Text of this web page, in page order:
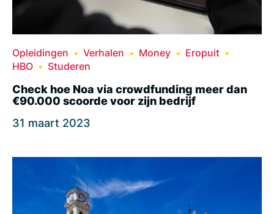
Opleidingen Verhalen Money
Eropuit
HBO
Studeren
Check hoe Noa via crowdfunding meer dan
€90.000 scoorde voor zijn bedrijf
31 maart 2023